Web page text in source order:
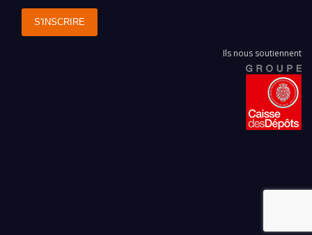
S'INSCRIRE
Ils nous soutiennent